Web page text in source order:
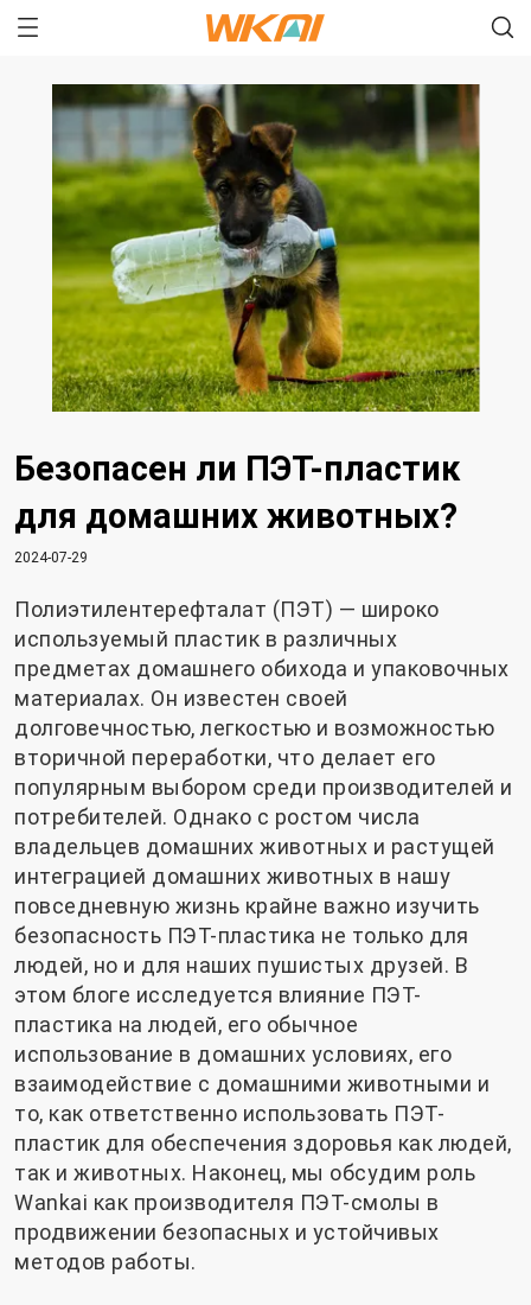
Безопасен ли ПЭТ-пластик
для домашних животных?
2024-07-29
Полиэтилентерефталат (ПЭТ) — широко
используемый пластик в различных
предметах домашнего обихода и упаковочных
материалах. Он известен своей
долговечностью, легкостью и возможностью
вторичной переработки, что делает его
популярным выбором среди производителей и
потребителей. Однако с ростом числа
владельцев домашних животных и растущей
интеграцией домашних животных в нашу
повседневную жизнь крайне важно изучить
безопасность ПЭТ-пластика не только для
людей, но и для наших пушистых друзей. В
этом блоге исследуется влияние ПЭТ-
пластика на людей, его обычное
использование в домашних условиях, его
взаимодействие с домашними животными и
то, как ответственно использовать ПЭТ-
пластик для обеспечения здоровья как людей,
так и животных. Наконец, мы обсудим роль
Wankai как производителя ПЭТ-смолы в
продвижении безопасных и устойчивых
методов работы.